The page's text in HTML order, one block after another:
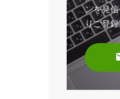
ンを発
りご登録